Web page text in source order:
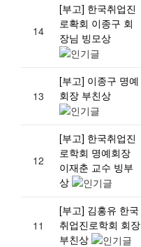
14
[부고] 한국취업진
로확회 이종구 회
장님 빙모상
13
[부고] 이종구 명예
회장 부친상
12
[부고] 한국취업진
로학회 명예회장
이재춘 교수 빙부
상
11
[부고] 김홍유 한국
취업진로학회 회장
부친상